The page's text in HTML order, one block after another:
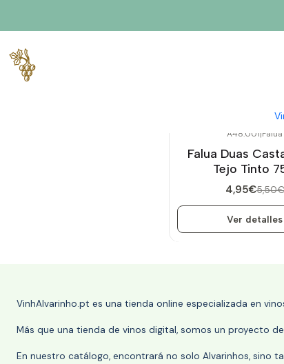
Agotado
A48.001|Falua
Falua Duas
Tejo Tinto
4,95€5,50€
Ver detalles
VinhAlvarinho.pt es una tienda online especializada en
Más que una tienda de vinos digital, somos un proyecto
En nuestro catálogo, encontrará no solo Alvarinhos, sino